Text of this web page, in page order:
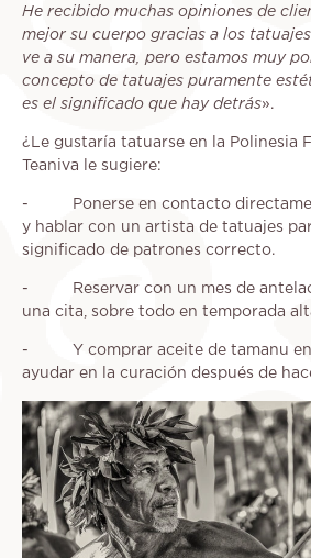
He recibido muchas opiniones de
mejor su cuerpo gracias a los
ve a su manera, pero estamos muy
concepto de tatuajes puramente
es el significado que hay detrás».
¿Le gustaría tatuarse en la Polinesia
Teaniva le sugiere:
- Ponerse en contacto
y hablar con un artista de tatuajes
significado de patrones correcto.
- Reservar con un mes de
una cita, sobre todo en temporada
- Y comprar aceite de tamanu en
ayudar en la curación después de